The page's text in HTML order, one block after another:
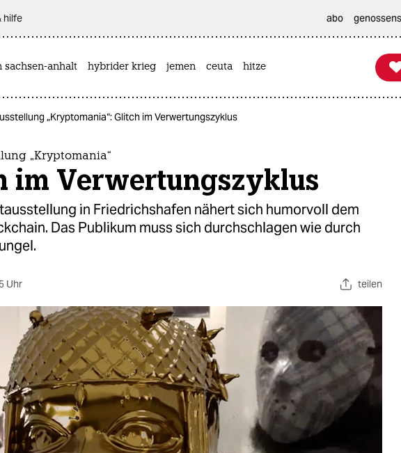
hilfe abo
sachsen-anhalt hybrider krieg jemen ceuta hitze
„Kryptomania“: Glitch im Verwertungszyklus
„Kryptomania“
im Verwertungszyklus
in Friedrichshafen nähert sich humorvoll dem
Das Publikum muss sich durchschlagen wie durch
Uhr teilen